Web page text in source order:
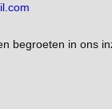
begroeten in ons